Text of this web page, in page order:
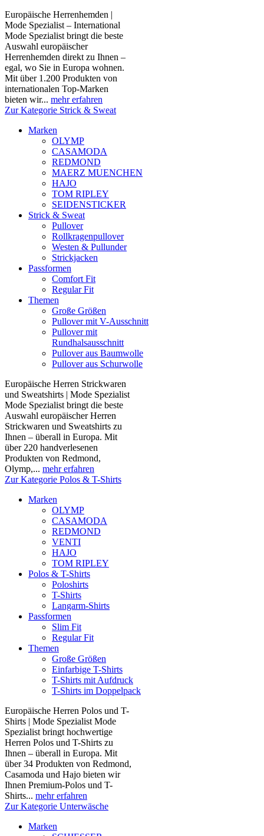
Europäische Herrenhemden |
Mode Spezialist – International
Mode Spezialist bringt die beste
Auswahl europäischer
Herrenhemden direkt zu Ihnen –
egal, wo Sie in Europa wohnen.
Mit über 1.200 Produkten von
internationalen Top-Marken
bieten wir... mehr erfahren
Zur Kategorie Strick & Sweat
Marken
OLYMP
CASAMODA
REDMOND
MAERZ MUENCHEN
HAJO
TOM RIPLEY
SEIDENSTICKER
Strick & Sweat
Pullover
Rollkragenpullover
Westen & Pullunder
Strickjacken
Passformen
Comfort Fit
Regular Fit
Themen
Große Größen
Pullover mit V-Ausschnitt
Pullover mit
Rundhalsausschnitt
Pullover aus Baumwolle
Pullover aus Schurwolle
Europäische Herren Strickwaren
und Sweatshirts | Mode Spezialist
Mode Spezialist bringt die beste
Auswahl europäischer Herren
Strickwaren und Sweatshirts zu
Ihnen – überall in Europa. Mit
über 220 handverlesenen
Produkten von Redmond,
Olymp,... mehr erfahren
Zur Kategorie Polos & T-Shirts
Marken
OLYMP
CASAMODA
REDMOND
VENTI
HAJO
TOM RIPLEY
Polos & T-Shirts
Poloshirts
T-Shirts
Langarm-Shirts
Passformen
Slim Fit
Regular Fit
Themen
Große Größen
Einfarbige T-Shirts
T-Shirts mit Aufdruck
T-Shirts im Doppelpack
Europäische Herren Polos und T-
Shirts | Mode Spezialist Mode
Spezialist bringt hochwertige
Herren Polos und T-Shirts zu
Ihnen – überall in Europa. Mit
über 34 Produkten von Redmond,
Casamoda und Hajo bieten wir
Ihnen Premium-Polos und T-
Shirts... mehr erfahren
Zur Kategorie Unterwäsche
Marken